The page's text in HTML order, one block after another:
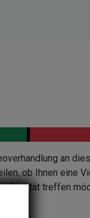
an
ob Ihnen eine
treffen